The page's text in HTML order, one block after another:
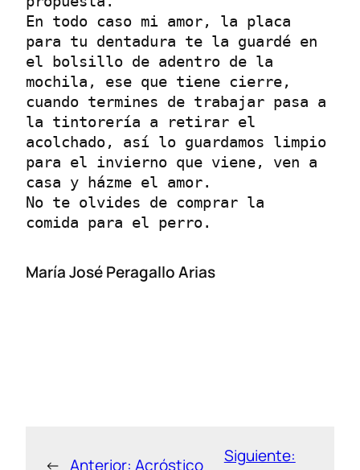
En todo caso mi amor, la placa
para tu dentadura te la guardé en
el bolsillo de adentro de la
mochila, ese que tiene cierre,
cuando termines de trabajar pasa a
la tintorería a retirar el
acolchado, así lo guardamos limpio
para el invierno que viene, ven a
casa y házme el amor.
No te olvides de comprar la
comida para el perro.
María José Peragallo Arias
← Anterior: Acróstico
Siguiente: